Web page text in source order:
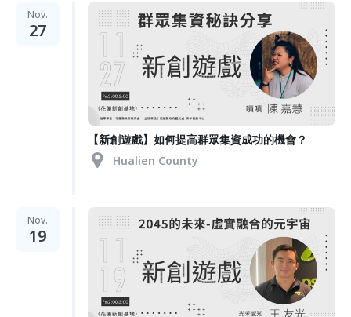
Nov.
27
【新創遊戲】如何提高群眾集資成功的機會？
Hualien County
Nov.
19